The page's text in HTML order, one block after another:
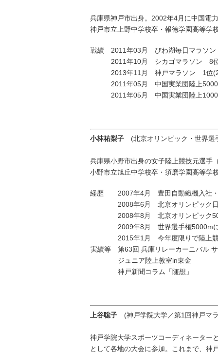
兵庫県神戸市出身。2002年4月に中国電
神戸市立上野中学校卒・報徳学園高等学
戦績
2011年03月 びわ湖毎日マラソ
2011年10月 シカゴマラソン 8
2013年11月 神戸マラソン 1位
2011年05月 中国実業団陸上
2011年05月 中国実業団陸上
小林祐梨子 (北京オリンピック・世界選
兵庫県小野市出身の女子陸上競技元選手
小野市立旭丘中学校卒・須磨学園高等学
経歴
2007年4月 豊田自動織機入社
2008年6月 北京オリンピック
2008年8月 北京オリンピック
2009年8月 世界選手権5000m
2015年1月 今年度限りで陸上
実績等
第63回 兵庫リレーカーニバル
ジュニア陸上教室in東金
神戸新聞コラム「随想」
上谷聡子 (神戸学院大学／第1回神戸マ
神戸学院大学スポーツコーディネーター
として各地の大会に参加。これまで、神